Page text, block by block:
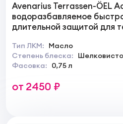
Avenarius Terrassen-ÖEL
водоразбавляемое
длительной защитой для
Тип ЛКМ:
Масло
Степень блеска:
Фасовка:
0,75 л
от 2450 ₽